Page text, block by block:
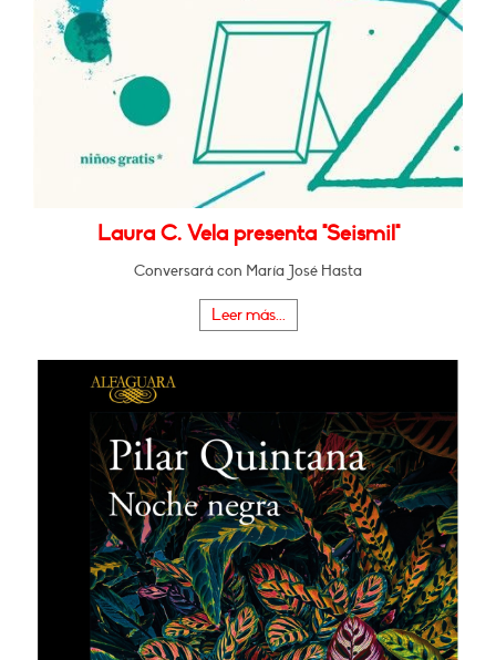
Laura C. Vela presenta "Seismil"
Conversará con María José Hasta
Leer más...